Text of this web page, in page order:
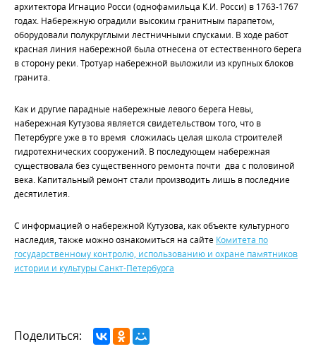
архитектора Игнацио Росси (однофамильца К.И. Росси) в 1763-1767
годах. Набережную оградили высоким гранитным парапетом,
оборудовали полукруглыми лестничными спусками. В ходе работ
красная линия набережной была отнесена от естественного берега
в сторону реки. Тротуар набережной выложили из крупных блоков
гранита.
Как и другие парадные набережные левого берега Невы,
набережная Кутузова является свидетельством того, что в
Петербурге уже в то время сложилась целая школа строителей
гидротехнических сооружений. В последующем набережная
существовала без существенного ремонта почти два с половиной
века. Капитальный ремонт стали производить лишь в последние
десятилетия.
С информацией о набережной Кутузова, как объекте культурного
наследия, также можно ознакомиться на сайте Комитета по
государственному контролю, использованию и охране памятников
истории и культуры Санкт-Петербурга
Поделиться: